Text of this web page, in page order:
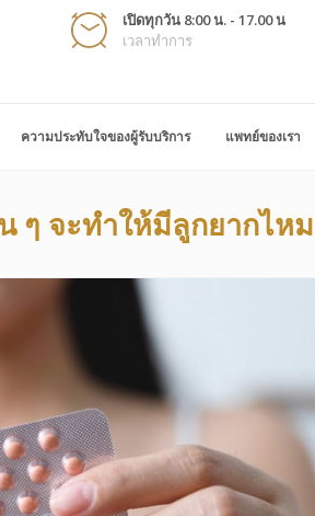
เปิดทุกวัน 8:00 น. - 17.00 น
เวลาทำการ
ความประทับใจของผู้รับบริการ แพทย์ของเรา
ๆ จะทำให้มีลูกยากไหม